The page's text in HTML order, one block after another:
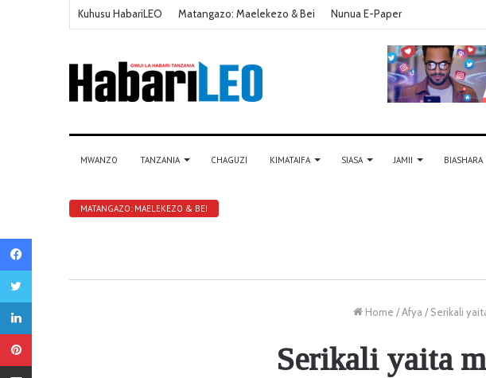
Kuhusu HabariLEO Matangazo: Maelekezo & Bei Nunua E-Paper
MWANZO TANZANIA CHAGUZI KIMATAIFA SIASA JAMII BIASHARA
MATANGAZO: MAELEKEZO & BEI
Home / Afya / Serikali
Serikali yaita